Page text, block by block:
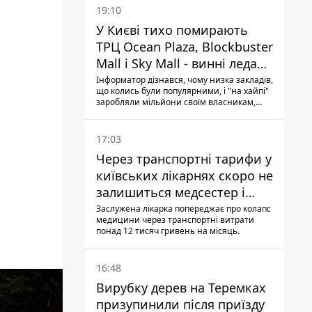
19:10
У Києві тихо помирають
ТРЦ Ocean Plaza, Blockbuster
Mall і Sky Mall - винні ледачі
менеджери й канібалізм
Інформатор дізнався, чому низка закладів,
що колись були популярними, і "на хайпі"
заробляли мільйони своїм власникам,
галереї виглядають сумно, завішані
плакатиками про знижки "до 70%" і
"остаточний розпродаж"
17:03
Через транспортні тарифи у
київських лікарнях скоро не
залишиться медсестер і
санітарок - професор
Голубовська
Заслужена лікарка попереджає про колапс
медицини через транспортні витрати
понад 12 тисяч гривень на місяць.
16:48
Вирубку дерев на Теремках
призупинили після приїзду